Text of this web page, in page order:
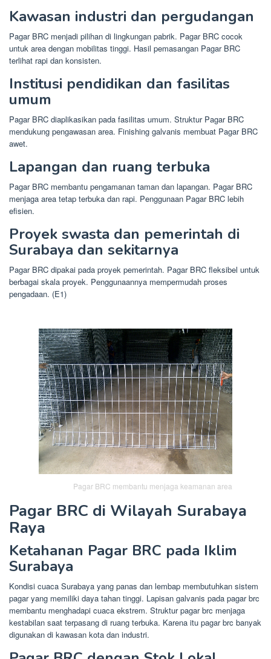
Kawasan industri dan pergudangan
Pagar BRC menjadi pilihan di lingkungan pabrik. Pagar BRC cocok
untuk area dengan mobilitas tinggi. Hasil pemasangan Pagar BRC
terlihat rapi dan konsisten.
Institusi pendidikan dan fasilitas
umum
Pagar BRC diaplikasikan pada fasilitas umum. Struktur Pagar BRC
mendukung pengawasan area. Finishing galvanis membuat Pagar BRC
awet.
Lapangan dan ruang terbuka
Pagar BRC membantu pengamanan taman dan lapangan. Pagar BRC
menjaga area tetap terbuka dan rapi. Penggunaan Pagar BRC lebih
efisien.
Proyek swasta dan pemerintah di
Surabaya dan sekitarnya
Pagar BRC dipakai pada proyek pemerintah. Pagar BRC fleksibel untuk
berbagai skala proyek. Penggunaannya mempermudah proses
pengadaan. (E1)
Pagar BRC membantu menjaga keamanan area
Pagar BRC di Wilayah Surabaya
Raya
Ketahanan Pagar BRC pada Iklim
Surabaya
Kondisi cuaca Surabaya yang panas dan lembap membutuhkan sistem
pagar yang memiliki daya tahan tinggi. Lapisan galvanis pada pagar brc
membantu menghadapi cuaca ekstrem. Struktur pagar brc menjaga
kestabilan saat terpasang di ruang terbuka. Karena itu pagar brc banyak
digunakan di kawasan kota dan industri.